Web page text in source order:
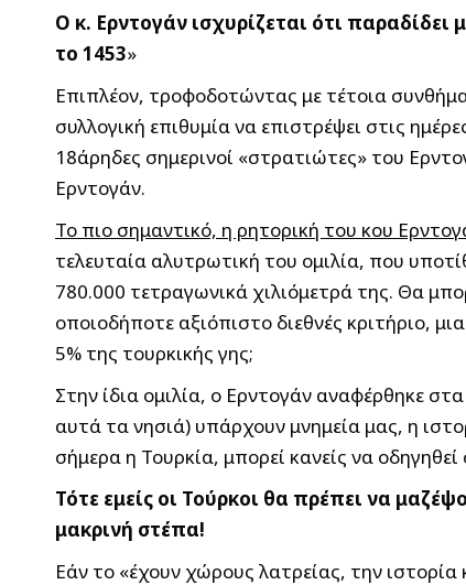
Ο κ. Ερντογάν ισχυρίζεται ότι
το 1453»
Επιπλέον, τροφοδοτώντας με τέτοια
συλλογική επιθυμία να επιστρέψει στις
18άρηδες σημερινοί «στρατιώτες» του
Ερντογάν.
Το πιο σημαντικό, η ρητορική του κου
τελευταία αλυτρωτική του ομιλία, που
780.000 τετραγωνικά χιλιόμετρά της. Θα
οποιοδήποτε αξιόπιστο διεθνές κριτήριο,
5% της τουρκικής γης;
Στην ίδια ομιλία, ο Ερντογάν αναφέρθηκε
αυτά τα νησιά) υπάρχουν μνημεία μας, η
σήμερα η Τουρκία, μπορεί κανείς να
Τότε εμείς οι Τούρκοι θα πρέπει να
μακρινή στέπα!
Εάν το «έχουν χώρους λατρείας, την